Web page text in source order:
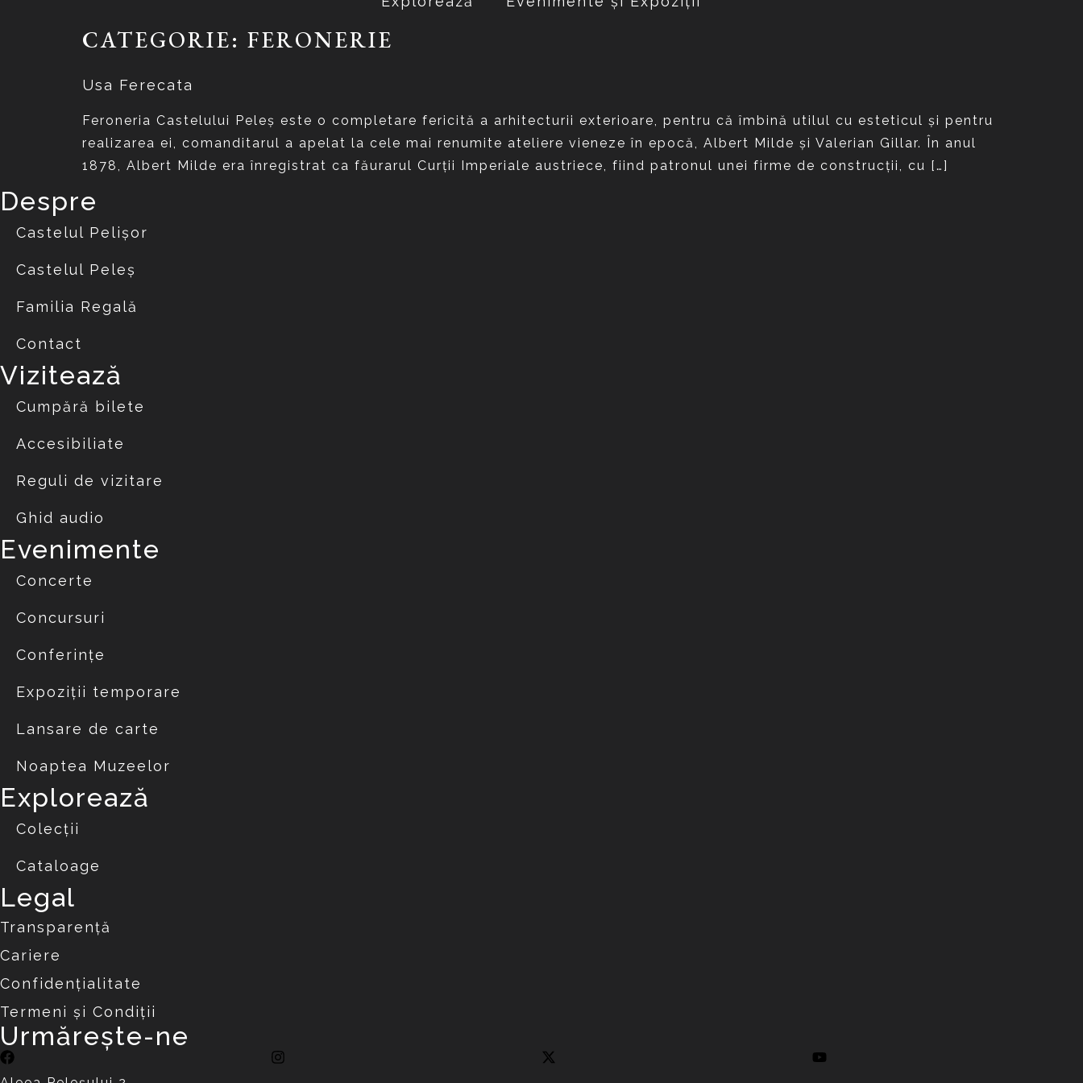
CATEGORIE: FERONERIE
Usa Ferecata
Feroneria Castelului Peleş este o completare fericită a arhitecturii exterioare, pentru că îmbină utilul cu esteticul şi pentru
realizarea ei, comanditarul a apelat la cele mai renumite ateliere vieneze în epocă, Albert Milde şi Valerian Gillar. În anul
1878, Albert Milde era înregistrat ca făurarul Curţii Imperiale austriece, fiind patronul unei firme de construcţii, cu […]
Despre
Castelul Pelișor
Castelul Peleș
Familia Regală
Contact
Vizitează
Cumpără bilete
Accesibiliate
Reguli de vizitare
Ghid audio
Evenimente
Concerte
Concursuri
Conferințe
Expoziții temporare
Lansare de carte
Noaptea Muzeelor
Explorează
Colecții
Cataloage
Legal
Transparență
Cariere
Confidențialitate
Termeni și Condiții
Urmărește-ne